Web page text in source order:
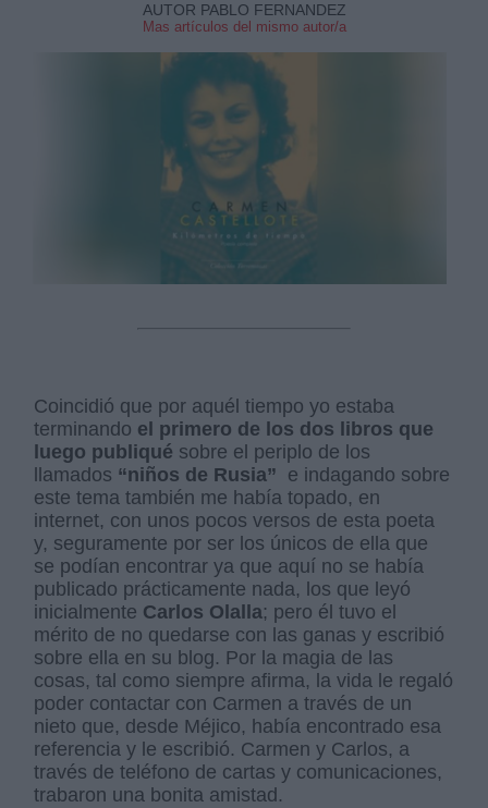
AUTOR PABLO FERNANDEZ
Mas artículos del mismo autor/a
Coincidió que por aquél tiempo yo estaba
terminando el primero de los dos libros que
luego publiqué sobre el periplo de los
llamados “niños de Rusia” e indagando sobre
este tema también me había topado, en
internet, con unos pocos versos de esta poeta
y, seguramente por ser los únicos de ella que
se podían encontrar ya que aquí no se había
publicado prácticamente nada, los que leyó
inicialmente Carlos Olalla; pero él tuvo el
mérito de no quedarse con las ganas y escribió
sobre ella en su blog. Por la magia de las
cosas, tal como siempre afirma, la vida le regaló
poder contactar con Carmen a través de un
nieto que, desde Méjico, había encontrado esa
referencia y le escribió. Carmen y Carlos, a
través de teléfono de cartas y comunicaciones,
trabaron una bonita amistad.
link